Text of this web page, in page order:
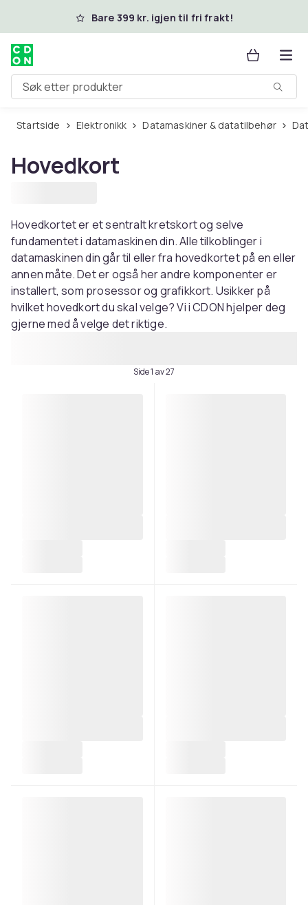
Hopp til hovedinnholdBare 399 kr. igjen til fri frakt!
Søk etter produkter
Startside Elektronikk Datamaskiner & datatilbehør
Hovedkort
Hovedkortet er et sentralt kretskort og selve
fundamentet i datamaskinen din. Alle tilkoblinger i
datamaskinen din går til eller fra hovedkortet på en eller
annen måte. Det er også her andre komponenter er
installert, som prosessor og grafikkort. Usikker på
hvilket hovedkort du skal velge? Vi i CDON hjelper deg
gjerne med å velge det riktige.
Side 1 av 27